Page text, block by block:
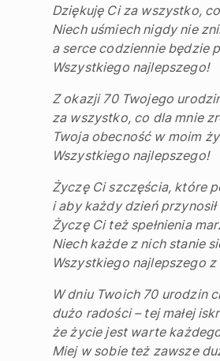
Dziękuję Ci za wszystko,
Niech uśmiech nigdy nie
a serce codziennie będzie
Wszystkiego najlepszego!
Z okazji 70 Twojego
za wszystko, co dla mnie
Twoja obecność w moim
Wszystkiego najlepszego!
Życzę Ci szczęścia, które
i aby każdy dzień
Życzę Ci też spełnienia
Niech każde z nich stanie
Wszystkiego najlepszego
W dniu Twoich 70 urodzin
dużo radości – tej małej
że życie jest warte
Miej w sobie też zawsze